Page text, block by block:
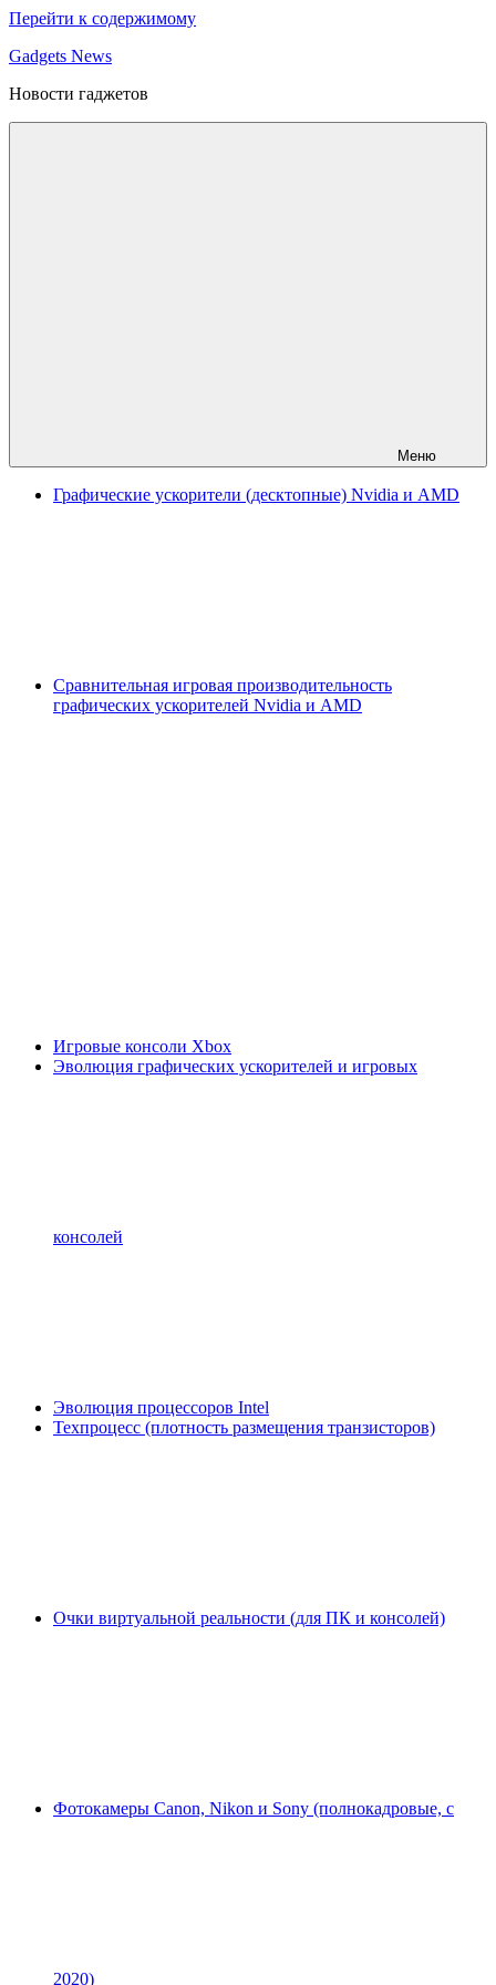
Перейти к содержимому
Gadgets News
Новости гаджетов
Меню
Графические ускорители (десктопные) Nvidia и AMD
Сравнительная игровая производительность
графических ускорителей Nvidia и AMD
Игровые консоли Xbox
Эволюция графических ускорителей и игровых
консолей
Эволюция процессоров Intel
Техпроцесс (плотность размещения транзисторов)
Очки виртуальной реальности (для ПК и консолей)
Фотокамеры Canon, Nikon и Sony (полнокадровые, с
2020)